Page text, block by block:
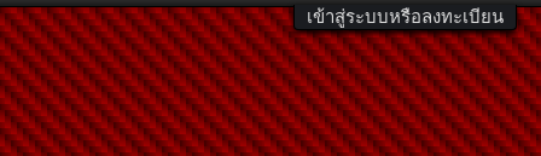
เข้าสู่ระบบหรือลงทะเบียน